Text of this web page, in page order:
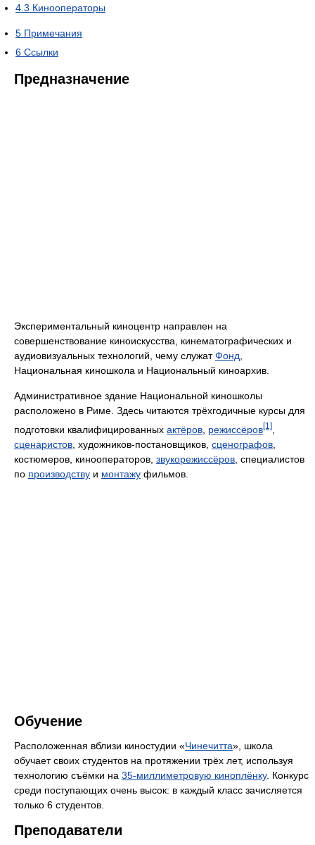
4.3 Кинооператоры
5 Примечания
6 Ссылки
Предназначение
Экспериментальный киноцентр направлен на
совершенствование киноискусства, кинематографических и
аудиовизуальных технологий, чему служатФонд
Национальная киношкола и Национальный киноархив.
Административное здание Национальной киношколы
расположено в Риме. Здесь читаются трёхгодичные курсы для
подготовки квалифицированных актёров режиссёров[1]
сценаристов , художников-постановщиков, сценографов
костюмеров, кинооператоров, звукорежиссёров , специалистов
по производству и монтажу фильмов.
Обучение
Расположенная вблизи киностудии «Чинечитта», школа
обучает своих студентов на протяжении трёх лет, используя
технологию съёмки на 35-миллиметровую киноплёнку. Конкурс
среди поступающих очень высок: в каждый класс зачисляется
только 6 студентов.
Преподаватели